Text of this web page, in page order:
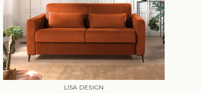
LISA DESIGN